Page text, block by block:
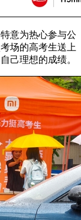
意为热心参与公
场的高考生送上
己理想的成绩。